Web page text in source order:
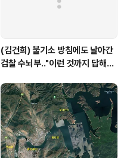
(김건희) 불기소 방침에도 날아간
검찰 수뇌부‥"이런 것까지 답해야